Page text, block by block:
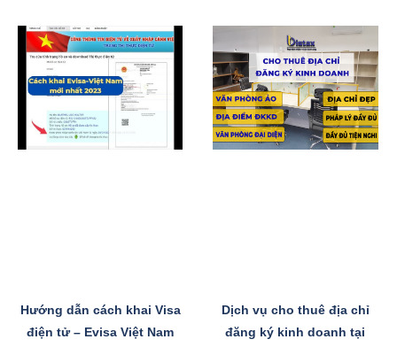
Hướng dẫn cách khai Visa
điện tử – Evisa Việt Nam
Dịch vụ cho thuê địa chỉ
đăng ký kinh doanh tại